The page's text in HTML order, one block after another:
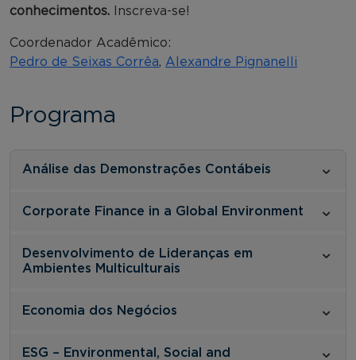
conhecimentos. Inscreva-se!
Coordenador Acadêmico:
Pedro de Seixas Corrêa, Alexandre Pignanelli
Programa
Análise das Demonstrações Contábeis
Corporate Finance in a Global Environment
Desenvolvimento de Lideranças em
Ambientes Multiculturais
Economia dos Negócios
ESG – Environmental, Social and